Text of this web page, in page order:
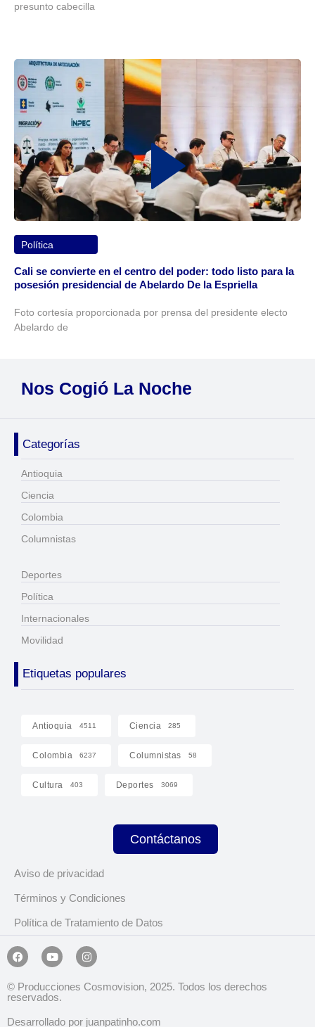
presunto cabecilla
Política
Cali se convierte en el centro del poder: todo listo para la
posesión presidencial de Abelardo De la Espriella
Foto cortesía proporcionada por prensa del presidente electo
Abelardo de
Nos Cogió La Noche
Categorías
Antioquia
Ciencia
Colombia
Columnistas
Deportes
Política
Internacionales
Movilidad
Etiquetas populares
Antioquia 4511 Ciencia 285
Colombia 6237 Columnistas 58
Cultura 403 Deportes 3069
Contáctanos
Aviso de privacidad
Términos y Condiciones
Política de Tratamiento de Datos
© Producciones Cosmovision, 2025. Todos los derechos
reservados.
Desarrollado por juanpatinho.com